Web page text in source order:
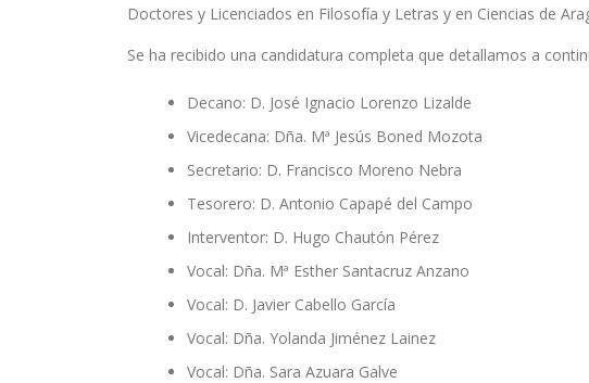
Doctores y Licenciados en Filosofía y Letras y en Ciencias de
Se ha recibido una candidatura completa que detallamos a
Decano: D. José Ignacio Lorenzo Lizalde
Vicedecana: Dña. Mª Jesús Boned Mozota
Secretario: D. Francisco Moreno Nebra
Tesorero: D. Antonio Capapé del Campo
Interventor: D. Hugo Chautón Pérez
Vocal: Dña. Mª Esther Santacruz Anzano
Vocal: D. Javier Cabello García
Vocal: Dña. Yolanda Jiménez Lainez
Vocal: Dña. Sara Azuara Galve